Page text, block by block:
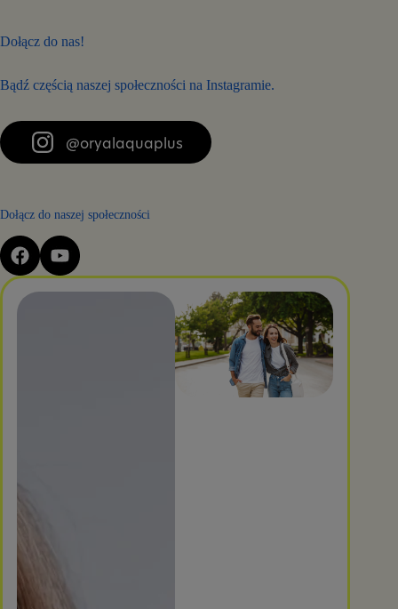
Dołącz do nas!
Bądź częścią naszej społeczności na Instagramie.
@oryalaquaplus
Dołącz do naszej społeczności